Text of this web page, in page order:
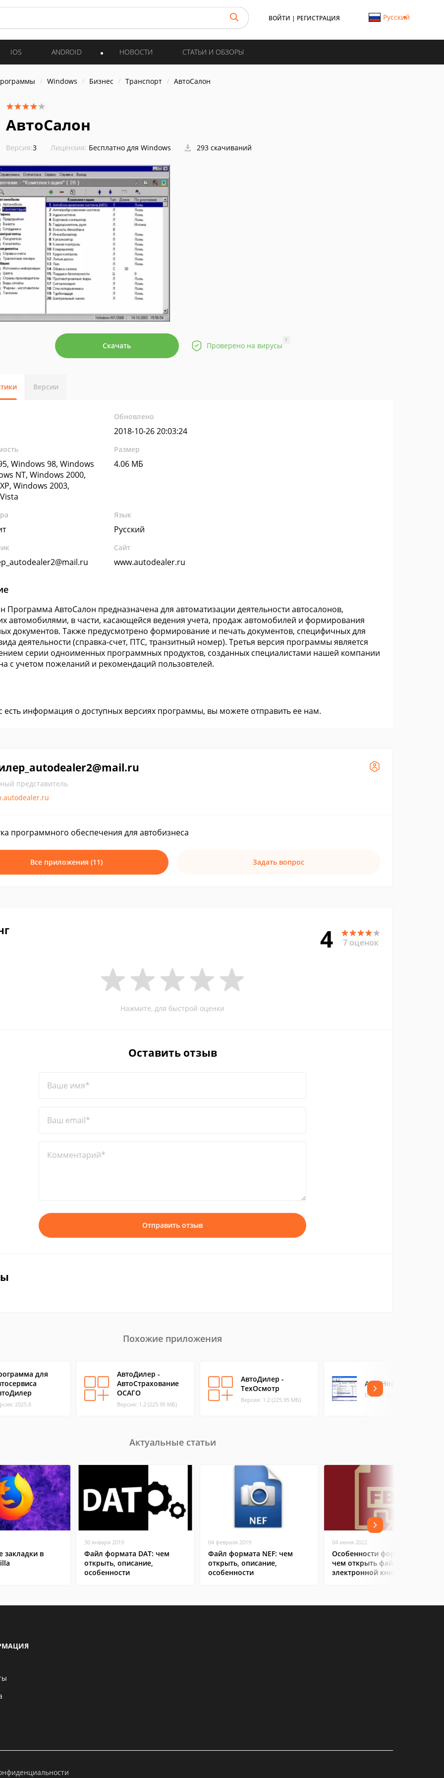
ВОЙТИ | РЕГИСТРАЦИЯ Русский
IOS ANDROID НОВОСТИ СТАТЬИ И ОБЗОРЫ
Windows Бизнес Транспорт АвтоСалон
АвтоСалон
Версия:3 Лицензия: Бесплатно для Windows 293 скачиваний
Скачать Проверено на вирусы
?
Версии
Обновлено
2018-10-26 20:03:24
Windows 98, Windows
NT, Windows 2000,
Windows 2003,
Размер
4.06 МБ
Язык
Русский
Сайт
www.autodealer.ru
Программа АвтоСалон предназначена для автоматизации деятельности автосалонов,
автомобилями, в части, касающейся ведения учета, продаж автомобилей и формирования
документов. Также предусмотрено формирование и печать документов, специфичных для
деятельности (справка-счет, ПТС, транзитный номер). Третья версия программы является
серии одноименных программных продуктов, созданных специалистами нашей компании
с учетом пожеланий и рекомендаций пользовтелей.
есть информация о доступных версиях программы, вы можете отправить ее нам.
представитель
программного обеспечения для автобизнеса
Все приложения (11) Задать вопрос
4 7 оценок
Нажмите, для быстрой оценки
Оставить отзыв
Ваше имя*
Ваш email*
Комментарий*
Отправить отзыв
Похожие приложения
для
2025.8
АвтоДилер -
АвтоСтрахование
ОСАГО
Версия: 1.2 (225.95 МБ)
АвтоДилер -
ТехОсмотр
Версия: 1.2 (225.95 МБ)
АвтоНормы
Версия: 3.3 (9.17 МБ)
Актуальные статьи
закладки в
30 января 2019
Файл формата DAT: чем
открыть, описание,
особенности
04 февраля 2019
Файл формата NEF: чем
открыть, описание,
особенности
04 июня 2022
Особенности формата FB2:
чем открыть файл
электронной книги